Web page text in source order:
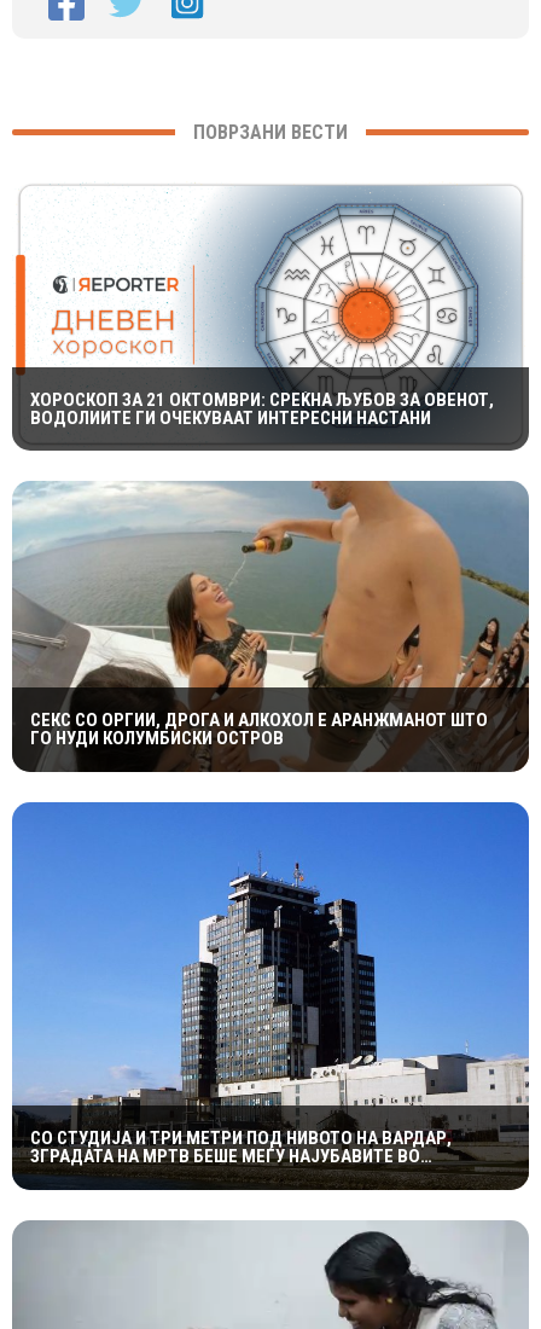
ПОВРЗАНИ ВЕСТИ
ХОРОСКОП ЗА 21 ОКТОМВРИ: СРЕЌНА ЉУБОВ ЗА ОВЕНОТ,
ВОДОЛИИТЕ ГИ ОЧЕКУВААТ ИНТЕРЕСНИ НАСТАНИ
СЕКС СО ОРГИИ, ДРОГА И АЛКОХОЛ Е АРАНЖМАНОТ ШТО
ГО НУДИ КОЛУМБИСКИ ОСТРОВ
СО СТУДИЈА И ТРИ МЕТРИ ПОД НИВОТО НА ВАРДАР,
ЗГРАДАТА НА МРТВ БЕШЕ МЕЃУ НАЈУБАВИТЕ ВО
ЈУГОСЛАВИЈА